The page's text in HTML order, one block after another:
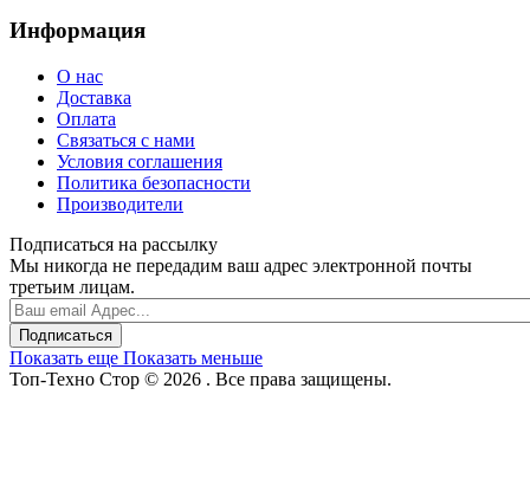
Информация
О нас
Доставка
Оплата
Связаться с нами
Условия соглашения
Политика безопасности
Производители
Подписаться на рассылку
Мы никогда не передадим ваш адрес электронной почты
третьим лицам.
Подписаться
Показать еще Показать меньше
Топ-Техно Стор © 2026 . Все права защищены.